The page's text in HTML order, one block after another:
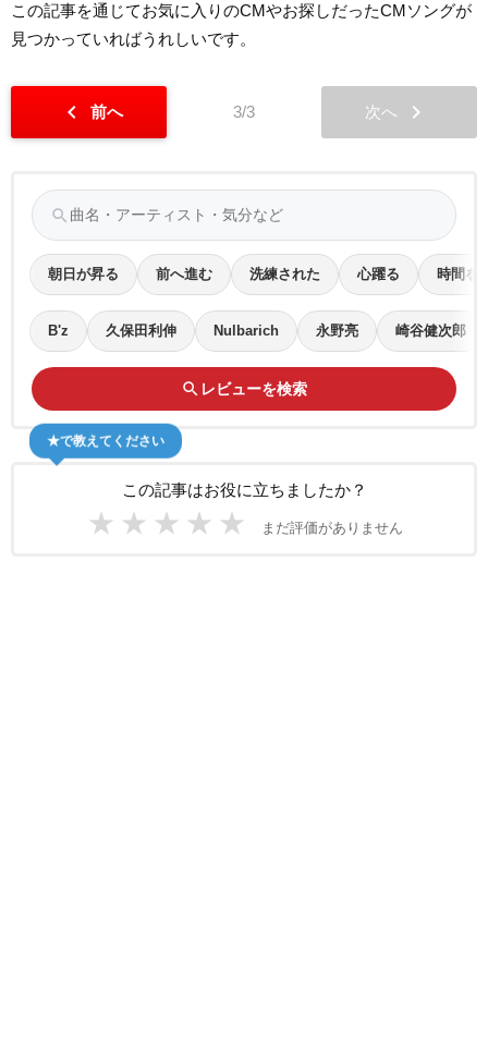
この記事を通じてお気に入りのCMやお探しだったCMソングが
見つかっていればうれしいです。
chevron_left 前へ 3/3 次へ chevron_right
search
朝日が昇る 前へ進む 洗練された 心躍る 時間を
B'z 久保田利伸 Nulbarich 永野亮 崎谷健次郎
search レビューを検索
この記事はお役に立ちましたか？
★ ★ ★ ★ ★ まだ評価がありません
★で教えてください